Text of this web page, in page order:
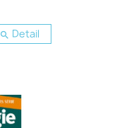
 Detail